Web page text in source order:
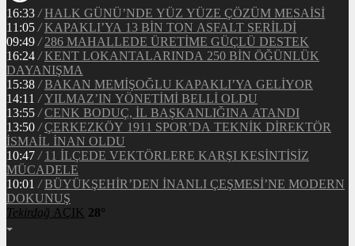
16:33 / HALK GÜNÜ’NDE YÜZ YÜZE ÇÖZÜM MESAİSİ
11:05 / KAPAKLI’YA 13 BİN TON ASFALT SERİLDİ
09:49 / 286 MAHALLEDE ÜRETİME GÜÇLÜ DESTEK
16:24 / KENT LOKANTALARINDA 250 BİN ÖĞÜNLÜK
DAYANIŞMA
15:38 / BAKAN MEMİŞOĞLU KAPAKLI’YA GELİYOR
14:11 / YILMAZ’IN YÖNETİMİ BELLİ OLDU
13:55 / CENK BODUÇ, İL BAŞKANLIĞINA ATANDI
13:50 / ÇERKEZKÖY 1911 SPOR’DA TEKNİK DİREKTÖR
İSMAİL İNAN OLDU
10:47 / 11 İLÇEDE VEKTÖRLERE KARŞI KESİNTİSİZ
MÜCADELE
10:01 / BÜYÜKŞEHİR’DEN İNANLI ÇEŞMESİ’NE MODERN
DOKUNUŞ
Tekirdağ AÇIK 28°